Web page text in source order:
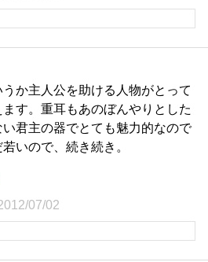
か主人公を助ける人物がとって
ます。重耳もあのぼんやりとした
君主の器でとても魅力的なので
いので、続き続き。
07/02